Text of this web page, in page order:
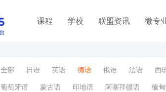
课程 学校 联盟资讯 微专
全部 日语 英语 德语 俄语 法语 西
葡萄牙语
蒙古语 印地语 阿塞拜疆语 缅